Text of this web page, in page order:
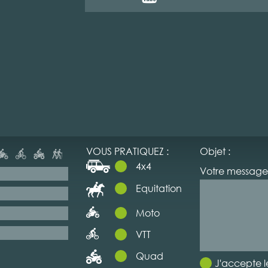
VOUS PRATIQUEZ :
4x4
Equitation
Moto
VTT
Quad
Objet :
Votre
J'accepte